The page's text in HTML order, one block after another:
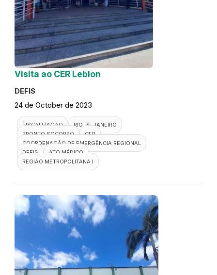
Visita ao CER Leblon
DEFIS
24 de October de 2023
FISCALIZAÇÃO
RIO DE JANEIRO
PRONTO SOCORRO
CER
COORDENAÇÃO DE EMERGÊNCIA REGIONAL
DEFIS
ATO MÉDICO
REGIÃO METROPOLITANA I